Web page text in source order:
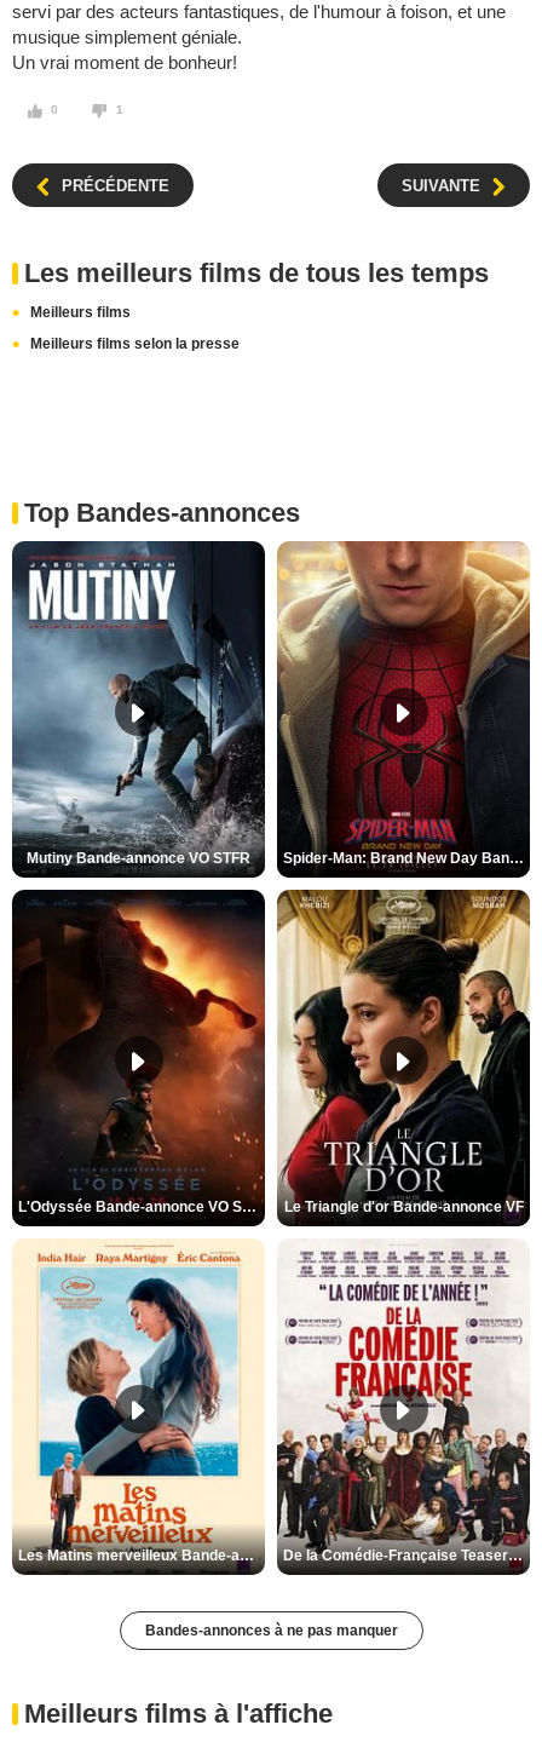
servi par des acteurs fantastiques, de l'humour à foison, et une
musique simplement géniale.
Un vrai moment de bonheur!
0 1
PRÉCÉDENTE SUIVANTE
Les meilleurs films de tous les temps
Meilleurs films
Meilleurs films selon la presse
Top Bandes-annonces
Mutiny Bande-annonce VO STFR Spider-Man: Brand New Day Bande-annonce VO STFR
L'Odyssée Bande-annonce VO STFR Le Triangle d'or Bande-annonce VF
Les Matins merveilleux Bande-annonce VF De la Comédie-Française Teaser VF
Bandes-annonces à ne pas manquer
Meilleurs films à l'affiche